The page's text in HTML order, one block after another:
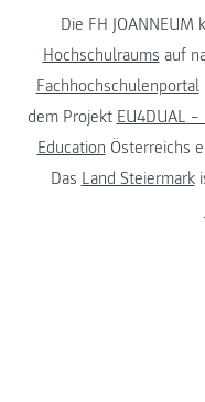
Die FH
Hochschulraums auf
Fachhochschulenportal
dem Projekt EU4DUAL
Education Österreichs
Das Land Steiermark